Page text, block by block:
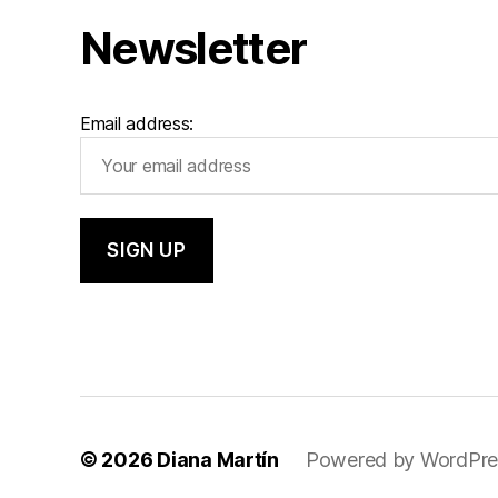
Newsletter
Email address:
© 2026 Diana Martín Powered by